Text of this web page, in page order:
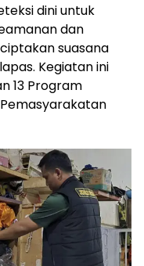
dini untuk
dan
suasana
Kegiatan ini
13 Program